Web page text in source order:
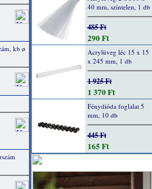
kb ø
40 mm, színtelen, 1 db
485 Ft
290 Ft
Acrylüveg léc 15 x 15
x 245 mm, 1 db
1 925 Ft
1 370 Ft
Fénydióda foglalat 5
mm, 10 db
445 Ft
165 Ft